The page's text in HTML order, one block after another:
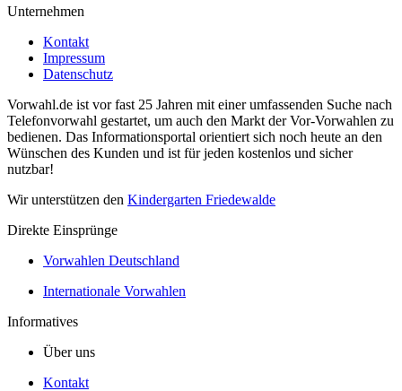
Unternehmen
Kontakt
Impressum
Datenschutz
Vorwahl.de ist vor fast 25 Jahren mit einer umfassenden Suche nach
Telefonvorwahl gestartet, um auch den Markt der Vor-Vorwahlen zu
bedienen. Das Informationsportal orientiert sich noch heute an den
Wünschen des Kunden und ist für jeden kostenlos und sicher
nutzbar!
Wir unterstützen den Kindergarten Friedewalde
Direkte Einsprünge
Vorwahlen Deutschland
Internationale Vorwahlen
Informatives
Über uns
Kontakt